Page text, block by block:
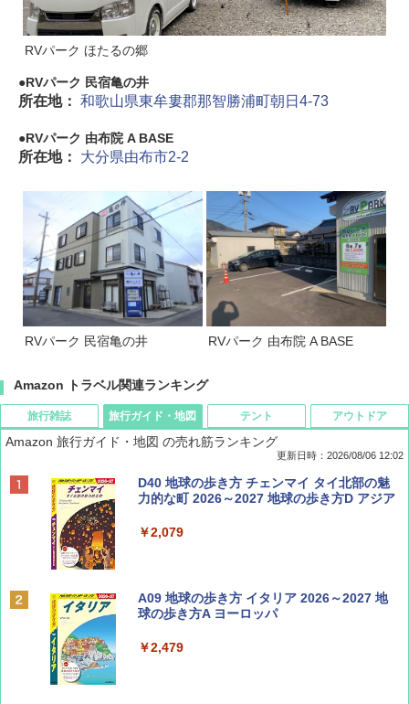
RVパーク ほたるの郷
RVパーク 民宿亀の井
所在地： 和歌山県東牟婁郡那智勝浦町朝日4-73
RVパーク 由布院 A BASE
所在地： 大分県由布市2-2
RVパーク 民宿亀の井 RVパーク 由布院 A BASE
Amazon トラベル関連ランキング
旅行雑誌
ディズニーファン ２０２６年 ９月号 [雑
誌] (ＤＩＳＮＥＹ ＦＡＮ)
￥713
Coyote No.89 特集 星野道夫 夢見る旅
旅行ガイド・地図
Amazon 旅行ガイド・地図 の売れ筋ランキング
更新日時：2026/08/06 12:02
D40 地球の歩き方 チェンマイ タイ北部の魅
力的な町 2026～2027 地球の歩き方D アジア
￥2,079
A09 地球の歩き方 イタリア 2026～2027 地
球の歩き方A ヨーロッパ
￥2,479
テント アウトドア